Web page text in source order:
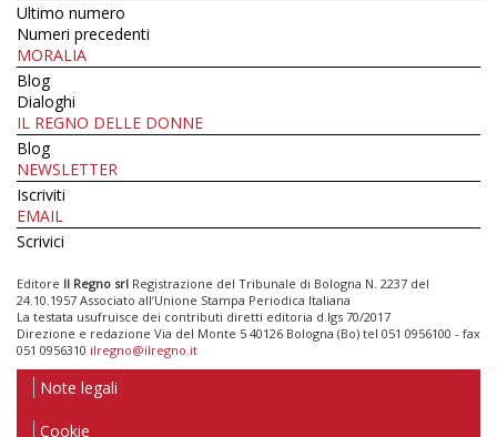
Ultimo numero
Numeri precedenti
MORALIA
Blog
Dialoghi
IL REGNO DELLE DONNE
Blog
NEWSLETTER
Iscriviti
EMAIL
Scrivici
Editore Il Regno srl Registrazione del Tribunale di Bologna N. 2237 del
24.10.1957 Associato all’Unione Stampa Periodica Italiana
La testata usufruisce dei contributi diretti editoria d.lgs 70/2017
Direzione e redazione Via del Monte 5 40126 Bologna (Bo) tel 051 0956100 - fax
051 0956310 ilregno@ilregno.it
Note legali
Cookie